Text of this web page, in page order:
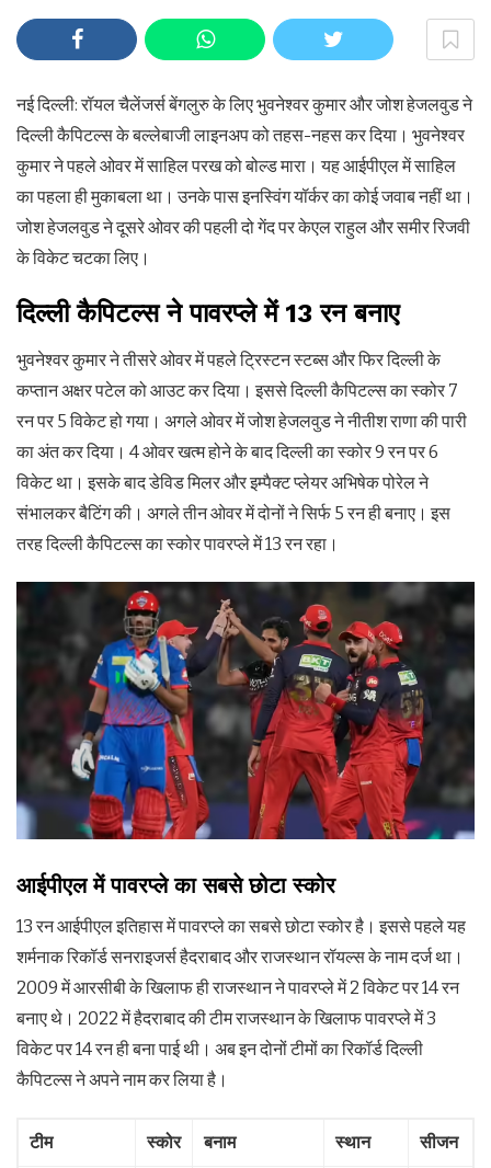
नई दिल्ली: रॉयल चैलेंजर्स बेंगलुरु के लिए भुवनेश्वर कुमार और जोश हेजलवुड ने
दिल्ली कैपिटल्स के बल्लेबाजी लाइनअप को तहस-नहस कर दिया। भुवनेश्वर
कुमार ने पहले ओवर में साहिल परख को बोल्ड मारा। यह आईपीएल में साहिल
का पहला ही मुकाबला था। उनके पास इनस्विंग यॉर्कर का कोई जवाब नहीं था।
जोश हेजलवुड ने दूसरे ओवर की पहली दो गेंद पर केएल राहुल और समीर रिजवी
के विकेट चटका लिए।
दिल्ली कैपिटल्स ने पावरप्ले में 13 रन बनाए
भुवनेश्वर कुमार ने तीसरे ओवर में पहले ट्रिस्टन स्टब्स और फिर दिल्ली के
कप्तान अक्षर पटेल को आउट कर दिया। इससे दिल्ली कैपिटल्स का स्कोर 7
रन पर 5 विकेट हो गया। अगले ओवर में जोश हेजलवुड ने नीतीश राणा की पारी
का अंत कर दिया। 4 ओवर खत्म होने के बाद दिल्ली का स्कोर 9 रन पर 6
विकेट था। इसके बाद डेविड मिलर और इम्पैक्ट प्लेयर अभिषेक पोरेल ने
संभालकर बैटिंग की। अगले तीन ओवर में दोनों ने सिर्फ 5 रन ही बनाए। इस
तरह दिल्ली कैपिटल्स का स्कोर पावरप्ले में 13 रन रहा।
आईपीएल में पावरप्ले का सबसे छोटा स्कोर
13 रन आईपीएल इतिहास में पावरप्ले का सबसे छोटा स्कोर है। इससे पहले यह
शर्मनाक रिकॉर्ड सनराइजर्स हैदराबाद और राजस्थान रॉयल्स के नाम दर्ज था।
2009 में आरसीबी के खिलाफ ही राजस्थान ने पावरप्ले में 2 विकेट पर 14 रन
बनाए थे। 2022 में हैदराबाद की टीम राजस्थान के खिलाफ पावरप्ले में 3
विकेट पर 14 रन ही बना पाई थी। अब इन दोनों टीमों का रिकॉर्ड दिल्ली
कैपिटल्स ने अपने नाम कर लिया है।
टीम स्कोर बनाम स्थान सीजन